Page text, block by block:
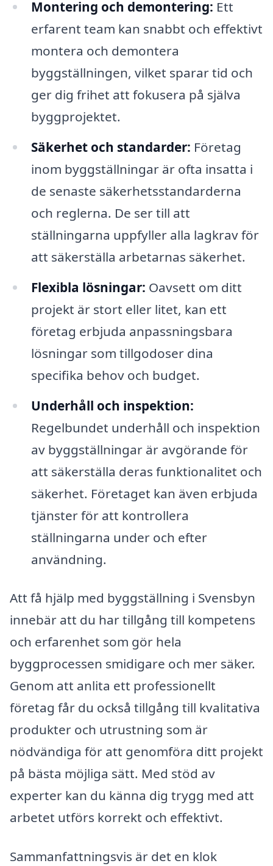
Montering och demontering: Ett
erfarent team kan snabbt och effektivt
montera och demontera
byggställningen, vilket sparar tid och
ger dig frihet att fokusera på själva
byggprojektet.
Säkerhet och standarder: Företag
inom byggställningar är ofta insatta i
de senaste säkerhetsstandarderna
och reglerna. De ser till att
ställningarna uppfyller alla lagkrav för
att säkerställa arbetarnas säkerhet.
Flexibla lösningar: Oavsett om ditt
projekt är stort eller litet, kan ett
företag erbjuda anpassningsbara
lösningar som tillgodoser dina
specifika behov och budget.
Underhåll och inspektion:
Regelbundet underhåll och inspektion
av byggställningar är avgörande för
att säkerställa deras funktionalitet och
säkerhet. Företaget kan även erbjuda
tjänster för att kontrollera
ställningarna under och efter
användning.
Att få hjälp med byggställning i Svensbyn
innebär att du har tillgång till kompetens
och erfarenhet som gör hela
byggprocessen smidigare och mer säker.
Genom att anlita ett professionellt
företag får du också tillgång till kvalitativa
produkter och utrustning som är
nödvändiga för att genomföra ditt projekt
på bästa möjliga sätt. Med stöd av
experter kan du känna dig trygg med att
arbetet utförs korrekt och effektivt.
Sammanfattningsvis är det en klok